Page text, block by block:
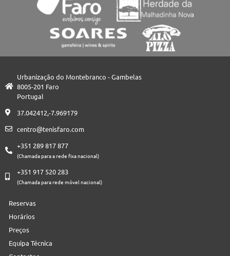
Urbanização do Montebranco - Gambelas
8005-201 Faro
Portugal
37.042412,-7.969179
centro@tenisfaro.com
+351 289 817 877
(Chamada para a rede fixa nacional)
+351 917 520 283
(Chamada para rede móvel nacional)
Reservas
Horários
Preços
Equipa Técnica